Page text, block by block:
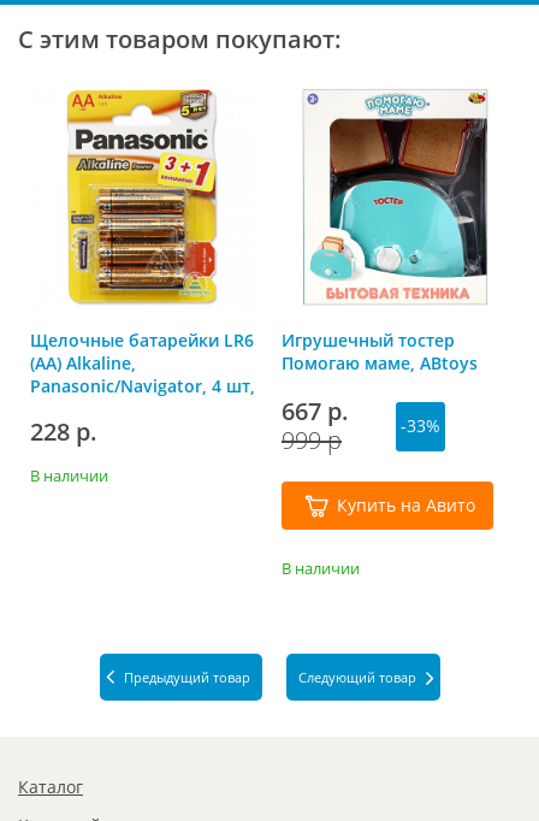
С этим товаром покупают:
Щелочные батарейки LR6
(AA) Alkaline,
Panasonic/Navigator, 4 шт,
228 р.
В наличии
Игрушечный тостер
Помогаю маме, ABtoys
667 р.
999 р
-33%
Купить на Авито
В наличии
Предыдущий товар Следующий товар
Каталог